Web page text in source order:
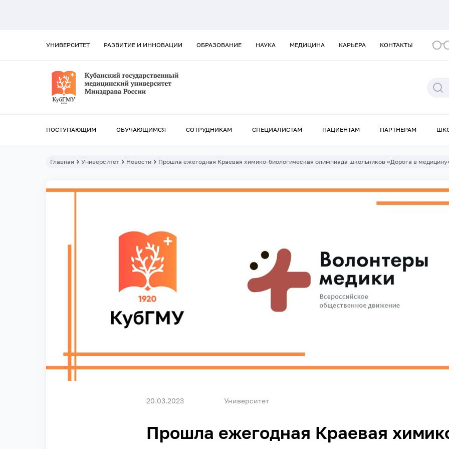
УНИВЕРСИТЕТ РАЗВИТИЕ И ИННОВАЦИИ ОБРАЗОВАНИЕ НАУКА МЕДИЦИНА КАРЬЕРА КОНТАКТЫ
ПОСТУПАЮЩИМ ОБУЧАЮЩИМСЯ СОТРУДНИКАМ СПЕЦИАЛИСТАМ ПАЦИЕНТАМ ПАРТНЕРАМ
Главная Университет Новости Прошла ежегодная Краевая химико-биологическая олимпиада школьников «Дорога в
20.03.2023 Университет
Прошла ежегодная Краевая